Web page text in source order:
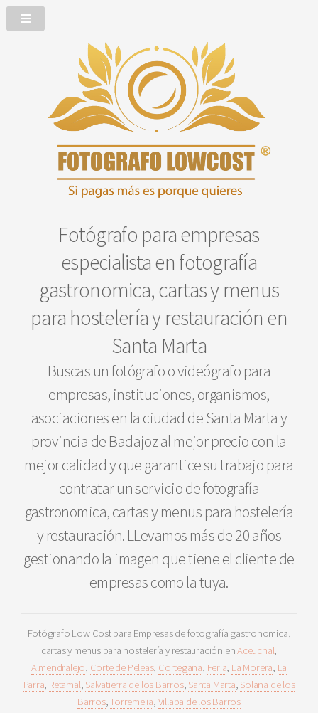
Fotógrafo para empresas
especialista en fotografía
gastronomica, cartas y menus
para hostelería y restauración en
Santa Marta
Buscas un fotógrafo o videógrafo para
empresas, instituciones, organismos,
asociaciones en la ciudad de Santa Marta y
provincia de Badajoz al mejor precio con la
mejor calidad y que garantice su trabajo para
contratar un servicio de fotografía
gastronomica, cartas y menus para hostelería
y restauración. LLevamos más de 20 años
gestionando la imagen que tiene el cliente de
empresas como la tuya.
Fotógrafo Low Cost para Empresas de fotografía gastronomica,
cartas y menus para hostelería y restauración enAceuchal,
Almendralejo, Corte de Peleas, Cortegana, Feria, La Morera, La
Parra, Retamal, Salvatierra de los Barros, Santa Marta, Solana de los
Barros,Torremejia, Villaba de los Barros